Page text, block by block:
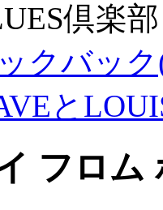
倶楽部
クバッ
と
フロム